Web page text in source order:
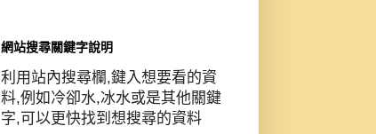
網站搜尋關鍵字說明
利用站內搜尋欄,鍵入想要看的資
料,例如冷卻水,冰水或是其他關鍵
字,可以更快找到想搜尋的資料